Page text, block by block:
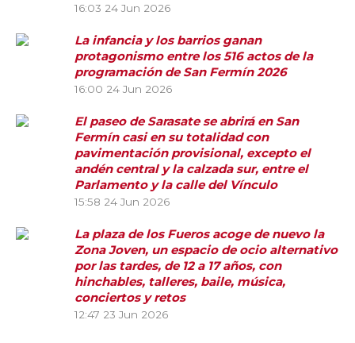
16:03 24 Jun 2026
La infancia y los barrios ganan
protagonismo entre los 516 actos de la
programación de San Fermín 2026
16:00 24 Jun 2026
El paseo de Sarasate se abrirá en San
Fermín casi en su totalidad con
pavimentación provisional, excepto el
andén central y la calzada sur, entre el
Parlamento y la calle del Vínculo
15:58 24 Jun 2026
La plaza de los Fueros acoge de nuevo la
Zona Joven, un espacio de ocio alternativo
por las tardes, de 12 a 17 años, con
hinchables, talleres, baile, música,
conciertos y retos
12:47 23 Jun 2026